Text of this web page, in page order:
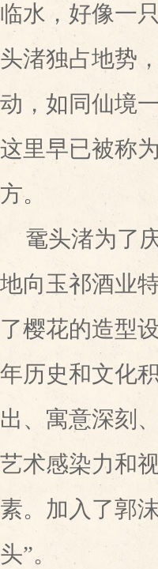
临水，好像一
头渚独占地势
动，如同仙境
这里早已被称
方。
鼋头渚为了
地向玉祁酒业
了樱花的造型
年历史和文化
出、寓意深刻
艺术感染力和
素。加入了郭
头”。